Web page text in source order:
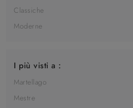
Classiche
Moderne
I più visti a :
Martellago
Mestre